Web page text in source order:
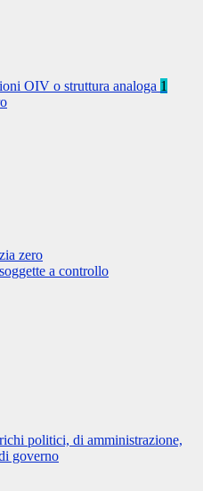
OIV o struttura analoga 1
zero
a controllo
politici, di amministrazione,
governo